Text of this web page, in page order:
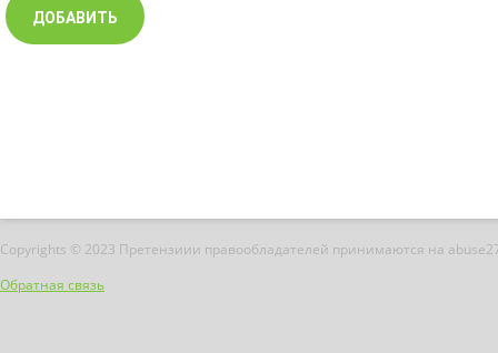
Copyrights © 2023 Претензиии правообладателей принимаются на
Обратная связь